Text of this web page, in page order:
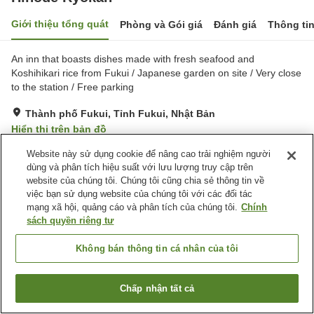
Giới thiệu tổng quát Phòng và Gói giá Đánh giá Thông
An inn that boasts dishes made with fresh seafood and
Koshihikari rice from Fukui / Japanese garden on site / Very close
to the station / Free parking
Thành phố Fukui, Tỉnh Fukui, Nhật Bản
Hiển thị trên bản đồ
Rất tốt Đánh giá:31lượt
Tiện nghi chỗ nghỉ
Bãi đỗ xe
Máy bán hàng tự động
Phòng họp
Trang chủ Nhật Bản Tỉnh Fukui
Thành phố Fukui
Hinode Ryokan
Tìm phòng trống
Website này sử dụng cookie để nâng cao trải nghiệm người
dùng và phân tích hiệu suất với lưu lượng truy cập trên
website của chúng tôi. Chúng tôi cũng chia sẻ thông tin về
việc bạn sử dụng website của chúng tôi với các đối tác
mạng xã hội, quảng cáo và phân tích của chúng tôi. Chính
sách quyền riêng tư
Không bán thông tin cá nhân của tôi
Chấp nhận tất cả